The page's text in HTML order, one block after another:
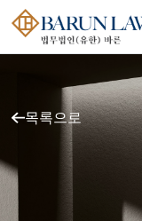
목록으로